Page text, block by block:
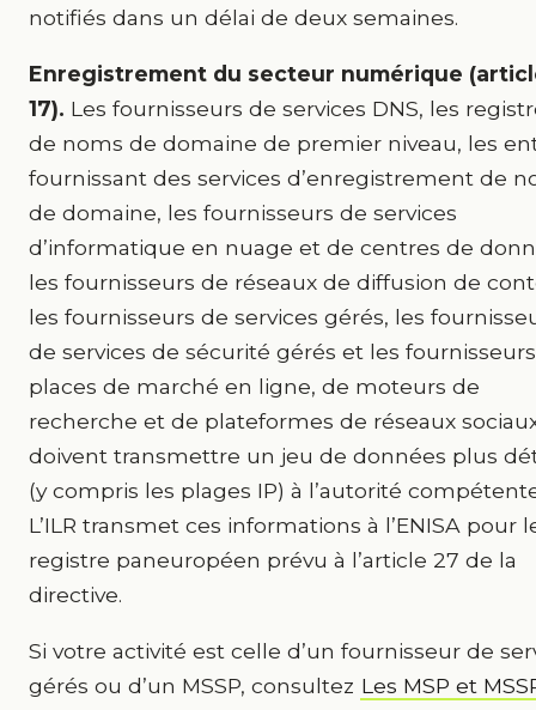
notifiés dans un délai de deux semaines.
Enregistrement du secteur numérique
17). Les fournisseurs de services DNS, les
de noms de domaine de premier niveau, les
fournissant des services d’enregistrement de
de domaine, les fournisseurs de services
d’informatique en nuage et de centres de
les fournisseurs de réseaux de diffusion de
les fournisseurs de services gérés, les
de services de sécurité gérés et les
places de marché en ligne, de moteurs de
recherche et de plateformes de réseaux
doivent transmettre un jeu de données plus
(y compris les plages IP) à l’autorité
L’ILR transmet ces informations à l’ENISA pour
registre paneuropéen prévu à l’article 27 de la
directive.
Si votre activité est celle d’un fournisseur de
gérés ou d’un MSSP, consultez Les MSP et